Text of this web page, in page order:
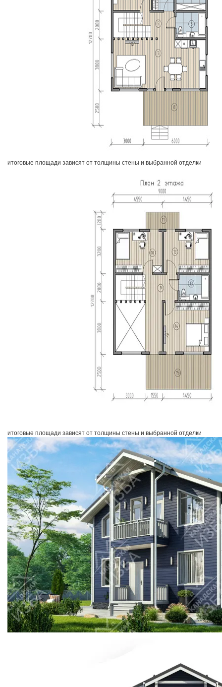
итоговые площади зависят от толщины стены и выбранной отделки
итоговые площади зависят от толщины стены и выбранной отделки